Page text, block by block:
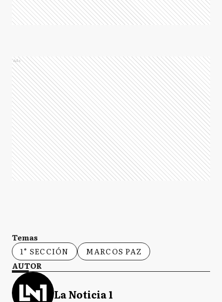
Ads
Temas
1° SECCIÓN
MARCOS PAZ
AUTOR
La Noticia 1